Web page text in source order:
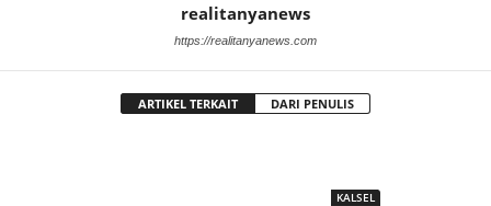
realitanyanews
https://realitanyanews.com
ARTIKEL TERKAIT DARI PENULIS
KALSEL